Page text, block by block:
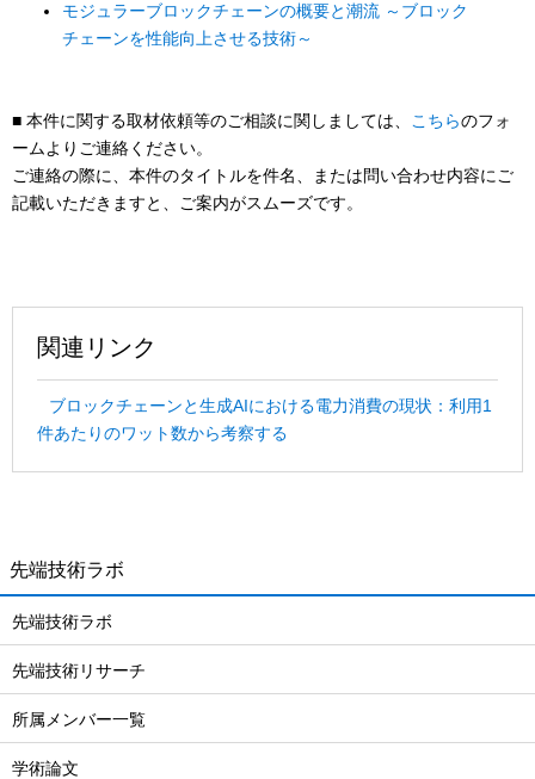
モジュラーブロックチェーンの概要と潮流 ～ブロック
チェーンを性能向上させる技術～
■ 本件に関する取材依頼等のご相談に関しましては、 こちらのフォ
ームよりご連絡ください。
ご連絡の際に、本件のタイトルを件名、または問い合わせ内容にご
記載いただきますと、ご案内がスムーズです。
関連リンク
ブロックチェーンと生成AIにおける電力消費の現状：利用1
件あたりのワット数から考察する
先端技術ラボ
先端技術ラボ
先端技術リサーチ
所属メンバー一覧
学術論文